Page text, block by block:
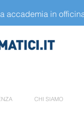
accademia in
CHI SIAMO